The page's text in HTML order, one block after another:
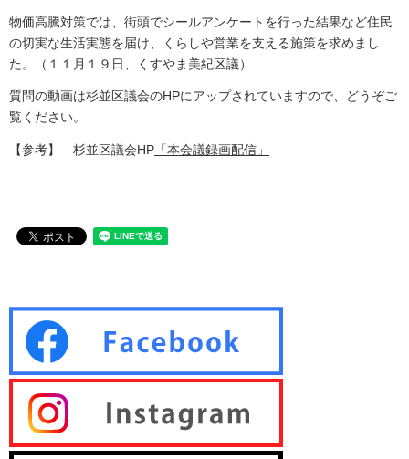
物価高騰対策では、街頭でシールアンケートを行った結果など住民
の切実な生活実態を届け、くらしや営業を支える施策を求めまし
た。（１１月１９日、くすやま美紀区議）
質問の動画は杉並区議会のHPにアップされていますので、どうぞご
覧ください。
【参考】 杉並区議会HP 「本会議録画配信」